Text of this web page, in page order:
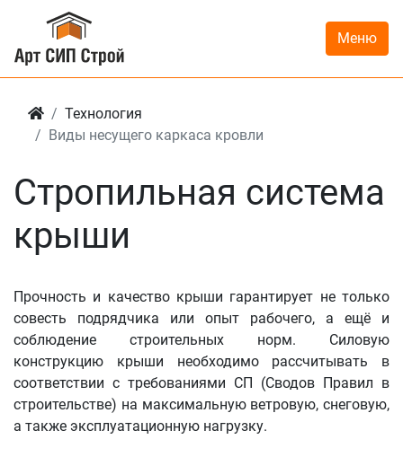
Меню
Технология
Виды несущего каркаса кровли
Стропильная система
крыши
Прочность и качество крыши гарантирует не только
совесть подрядчика или опыт рабочего, а ещё и
соблюдение строительных норм. Силовую
конструкцию крыши необходимо рассчитывать в
соответствии с требованиями СП (Сводов Правил в
строительстве) на максимальную ветровую, снеговую,
а также эксплуатационную нагрузку.